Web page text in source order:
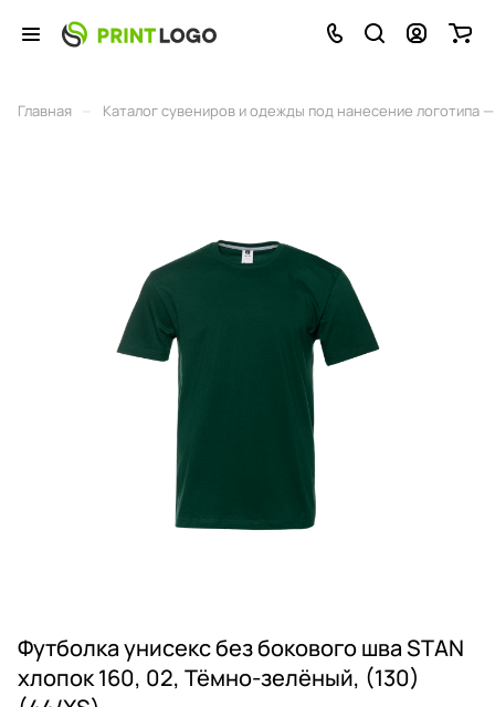
Главная Каталог сувениров и одежды под нанесение логотипа
Футболка унисекс без бокового шва STAN
хлопок 160, 02, Тёмно-зелёный, (130)